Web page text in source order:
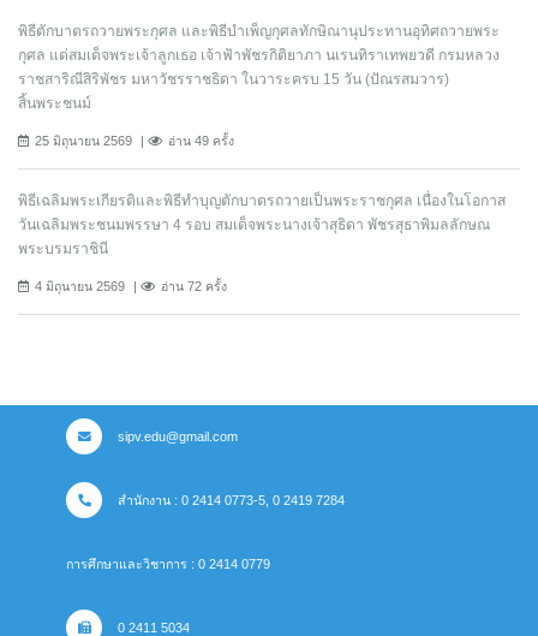
พิธีตักบาตรถวายพระกุศล และพิธีบำเพ็ญกุศลทักษิณานุประทานอุทิศถวายพระ
กุศล แด่สมเด็จพระเจ้าลูกเธอ เจ้าฟ้าพัชรกิติยาภา นเรนทิราเทพยวดี กรมหลวง
ราชสาริณีสิริพัชร มหาวัชรราชธิดา ในวาระครบ 15 วัน (ปัณรสมวาร)
สิ้นพระชนม์
25 มิถุนายน 2569 อ่าน 49 ครั้ง
พิธีเฉลิมพระเกียรติและพิธีทำบุญตักบาตรถวายเป็นพระราชกุศล เนื่องในโอกาส
วันเฉลิมพระชนมพรรษา 4 รอบ สมเด็จพระนางเจ้าสุธิดา พัชรสุธาพิมลลักษณ
พระบรมราชินี
4 มิถุนายน 2569 อ่าน 72 ครั้ง
sipv.edu@gmail.com
สำนักงาน : 0 2414 0773-5, 0 2419 7284
การศึกษาและวิชาการ : 0 2414 0779
0 2411 5034